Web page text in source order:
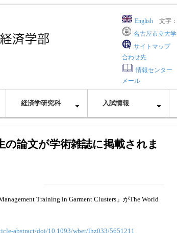
English文字：
名古屋市立大学
サイトマップ
合わせ先
情報センター
メール
経済学研究科 入試情報
の論文が学術雑誌に掲載されま
Training in Garment Clusters」がThe World
abstract/doi/10.1093/wber/lhz033/5651211